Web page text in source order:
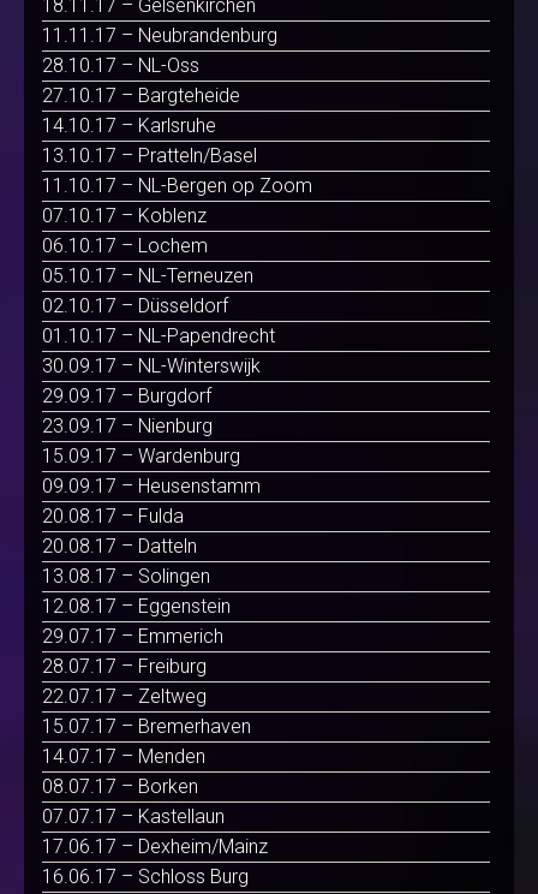
18.11.17 – Gelsenkirchen
11.11.17 – Neubrandenburg
28.10.17 – NL-Oss
27.10.17 – Bargteheide
14.10.17 – Karlsruhe
13.10.17 – Pratteln/Basel
11.10.17 – NL-Bergen op Zoom
07.10.17 – Koblenz
06.10.17 – Lochem
05.10.17 – NL-Terneuzen
02.10.17 – Düsseldorf
01.10.17 – NL-Papendrecht
30.09.17 – NL-Winterswijk
29.09.17 – Burgdorf
23.09.17 – Nienburg
15.09.17 – Wardenburg
09.09.17 – Heusenstamm
20.08.17 – Fulda
20.08.17 – Datteln
13.08.17 – Solingen
12.08.17 – Eggenstein
29.07.17 – Emmerich
28.07.17 – Freiburg
22.07.17 – Zeltweg
15.07.17 – Bremerhaven
14.07.17 – Menden
08.07.17 – Borken
07.07.17 – Kastellaun
17.06.17 – Dexheim/Mainz
16.06.17 – Schloss Burg